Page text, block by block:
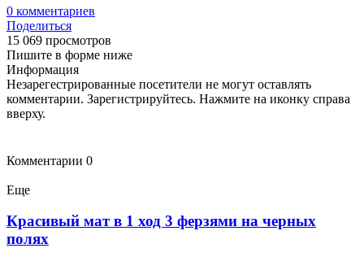
0 комментариев
Поделиться
15 069 просмотров
Пишите в форме ниже
Информация
Незарегестрированные посетители не могут оставлять
комментарии. Зарегистрируйтесь. Нажмите на иконку справа
вверху.
Комментарии 0
Еще
Красивый мат в 1 ход 3 ферзями на черных
полях